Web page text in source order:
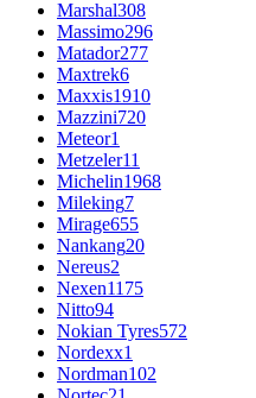
Marshal308
Massimo296
Matador277
Maxtrek6
Maxxis1910
Mazzini720
Meteor1
Metzeler11
Michelin1968
Mileking7
Mirage655
Nankang20
Nereus2
Nexen1175
Nitto94
Nokian Tyres572
Nordexx1
Nordman102